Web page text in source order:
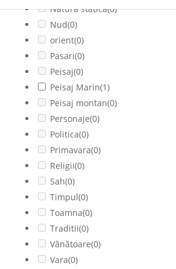
Natura statica(0)
Nud(0)
orient(0)
Pasari(0)
Peisaj(0)
Peisaj Marin(1)
Peisaj montan(0)
Personaje(0)
Politica(0)
Primavara(0)
Religii(0)
Sah(0)
Timpul(0)
Toamna(0)
Traditii(0)
Vânătoare(0)
Vara(0)